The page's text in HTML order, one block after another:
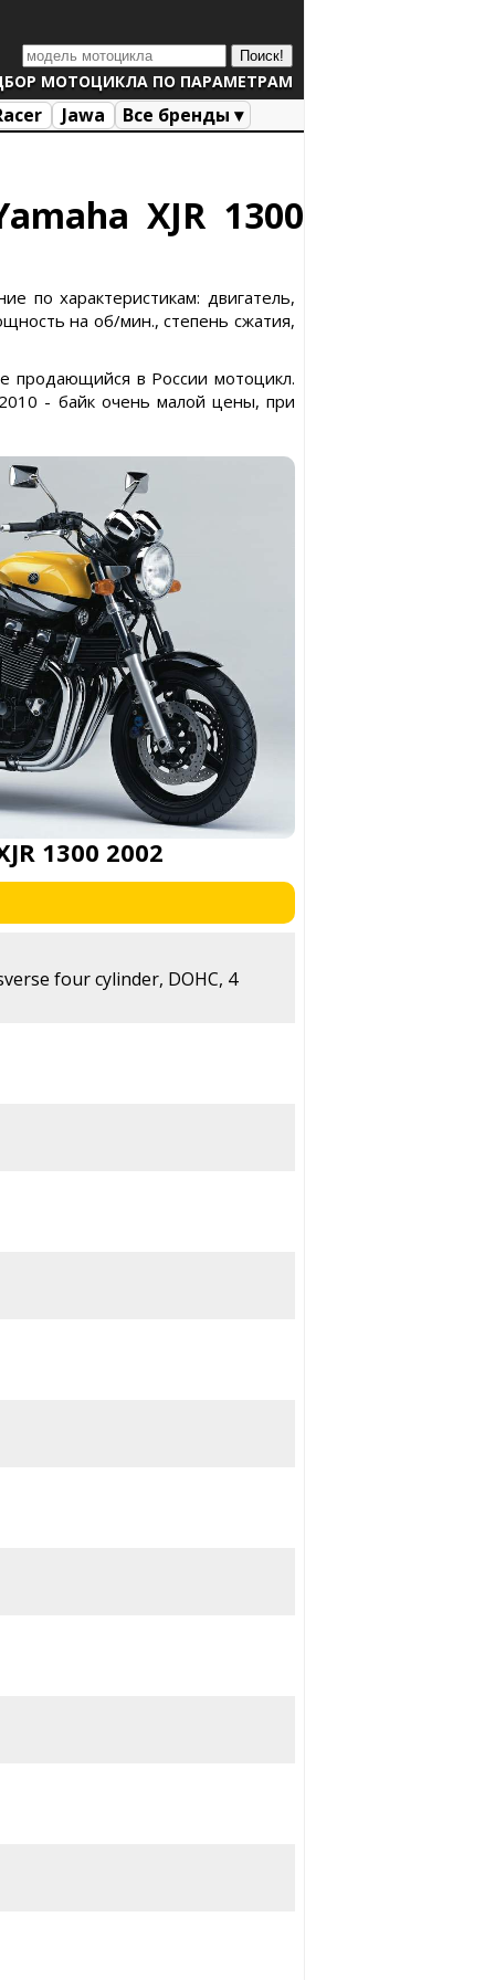
МОТОЦИКЛА ПО ПАРАМЕТРАМ
Jawa Все бренды ▾
XJR 1300
по характеристикам: двигатель,
на об/мин., степень сжатия,
продающийся в России мотоцикл.
- байк очень малой цены, при
1300 2002
four cylinder, DOHC, 4